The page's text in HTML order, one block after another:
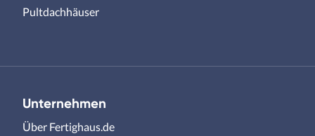
Pultdachhäuser
Unternehmen
Über Fertighaus.de